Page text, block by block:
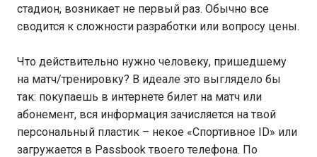
стадион, возникает не первый раз. Обычно все
сводится к сложности разработки или вопросу цены.
Что действительно нужно человеку, пришедшему
на матч/тренировку? В идеале это выглядело бы
так: покупаешь в интернете билет на матч или
абонемент, вся информация зачисляется на твой
персональный пластик – некое «Спортивное ID» или
загружается в Passbook твоего телефона. По